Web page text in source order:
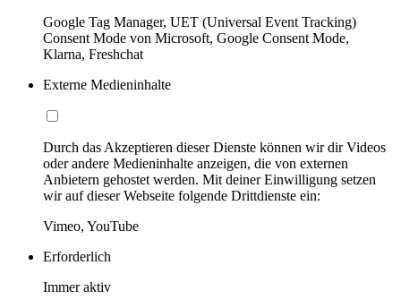
Google Tag Manager, UET (Universal Event Tracking)
Consent Mode von Microsoft, Google Consent Mode,
Klarna, Freshchat
Externe Medieninhalte
Durch das Akzeptieren dieser Dienste können wir dir Videos
oder andere Medieninhalte anzeigen, die von externen
Anbietern gehostet werden. Mit deiner Einwilligung setzen
wir auf dieser Webseite folgende Drittdienste ein:
Vimeo, YouTube
Erforderlich
Immer aktiv